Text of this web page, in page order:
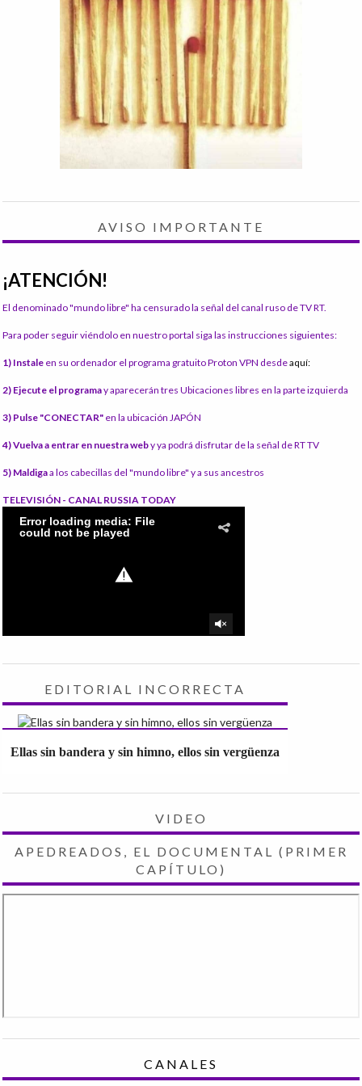
AVISO IMPORTANTE
¡ATENCIÓN!
El denominado "mundo libre" ha censurado la señal del canal ruso de TV RT.
Para poder seguir viéndolo en nuestro portal siga las instrucciones siguientes:
1) Instale en su ordenador el programa gratuito Proton VPN desdeaquí:
2) Ejecute el programay aparecerán tres Ubicaciones libres en la parte izquierda
3) Pulse "CONECTAR" en la ubicación JAPÓN
4) Vuelva a entrar en nuestra weby ya podrá disfrutar de la señal de RT TV
5) Maldigaa los cabecillas del "mundo libre" y a sus ancestros
TELEVISIÓN - CANAL RUSSIA TODAY
EDITORIAL INCORRECTA
Ellas sin bandera y sin himno, ellos sin vergüenza
VIDEO
APEDREADOS, EL DOCUMENTAL (PRIMER
CAPÍTULO)
CANALES